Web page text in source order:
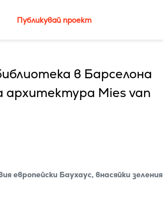
Публикувай проект
в Барселона
архитектура Mies van
Баухаус, внасяйки зеления